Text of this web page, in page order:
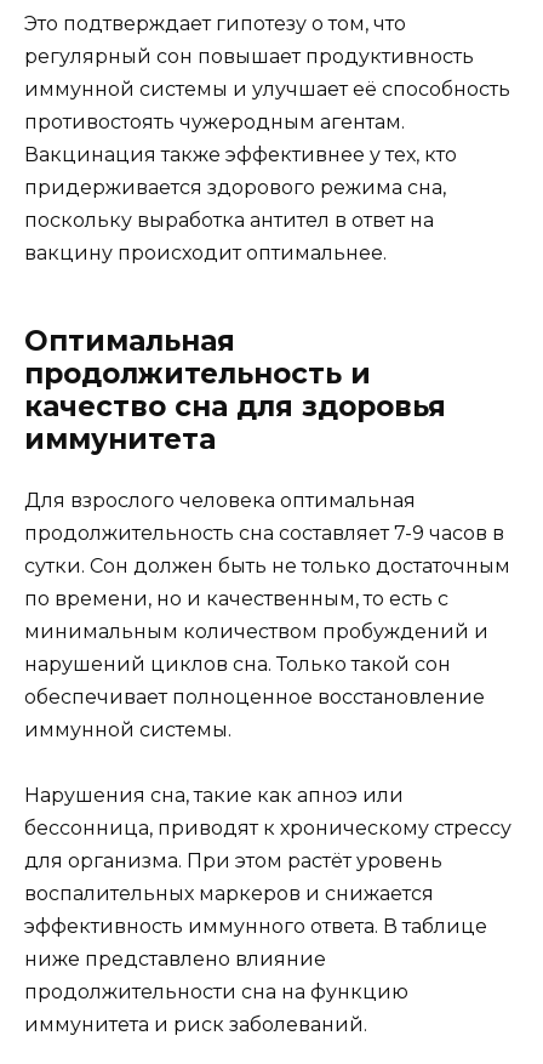
Это подтверждает гипотезу о том, что
регулярный сон повышает продуктивность
иммунной системы и улучшает её способность
противостоять чужеродным агентам.
Вакцинация также эффективнее у тех, кто
придерживается здорового режима сна,
поскольку выработка антител в ответ на
вакцину происходит оптимальнее.
Оптимальная
продолжительность и
качество сна для здоровья
иммунитета
Для взрослого человека оптимальная
продолжительность сна составляет 7-9 часов в
сутки. Сон должен быть не только достаточным
по времени, но и качественным, то есть с
минимальным количеством пробуждений и
нарушений циклов сна. Только такой сон
обеспечивает полноценное восстановление
иммунной системы.
Нарушения сна, такие как апноэ или
бессонница, приводят к хроническому стрессу
для организма. При этом растёт уровень
воспалительных маркеров и снижается
эффективность иммунного ответа. В таблице
ниже представлено влияние
продолжительности сна на функцию
иммунитета и риск заболеваний.